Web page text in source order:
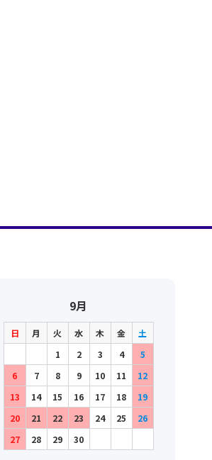
9月
日 月 火 水 木 金
土
1
2 3 4
5
6
7 8 9 10 11
12
13
14 15 16 17 18
19
20
21 22 23 24 25
26
27
28 29 30